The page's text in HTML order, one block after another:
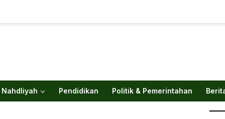
Pendidikan Politik & Pemerintahan